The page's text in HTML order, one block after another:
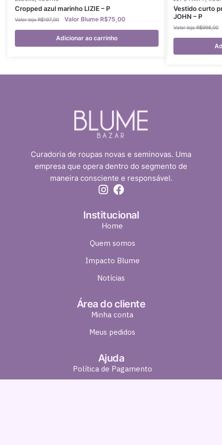
Cropped azul marinho LIZIE – P
R$197,00 R$75,00
Adicionar ao carrinho
Vestido curto
JOHN – P
R$998,00
Curadoria de roupas novas e seminovas. Uma
empresa que opera dentro do segmento de
maneira consciente e responsável.
Institucional
Home
Quem somos
Impacto Blume
Notícias
Área do cliente
Minha conta
Meus pedidos
Ajuda
Política de Pagamento